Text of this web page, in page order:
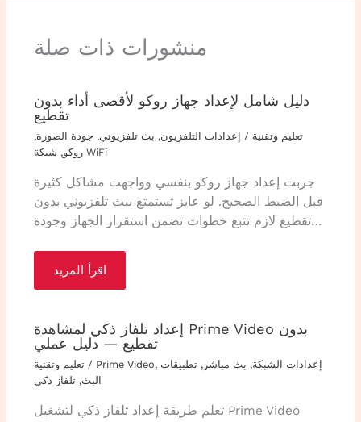
منشورات ذات صلة
دليل شامل لإعداد جهاز روكو لأقصى أداء بدون
تقطيع
تعليم وتقنية / إعدادات التلفزيون, بث تلفزيوني, جودة الصورة,
روكو, شبكة WiFi
جربت إعداد جهاز روكو بنفسي وواجهت مشاكل كثيرة
قبل الضبط الصحيح. لو عايز تستمتع ببث تلفزيوني بدون
تقطيع لازم تتبع خطوات تضمن استقرار الجهاز وجودة…
اقرأ المزيد
إعداد تلفاز ذكي لمشاهدة Prime Video بدون
تقطيع — دليل عملي
تعليم وتقنية/ Prime Video, إعدادات الشبكة, بث مباشر,تطبيقات
البث,تلفاز ذكي
تعلم طريقة إعداد تلفاز ذكي لتشغيل Prime Video